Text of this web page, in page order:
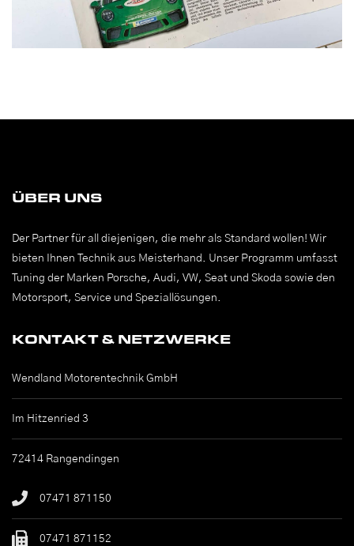
ÜBER UNS
Der Partner für all diejenigen, die mehr als Standard wollen! Wir
bieten Ihnen Technik aus Meisterhand. Unser Programm umfasst
Tuning der Marken Porsche, Audi, VW, Seat und Skoda sowie den
Motorsport, Service und Speziallösungen.
KONTAKT & NETZWERKE
Wendland Motorentechnik GmbH
Im Hitzenried 3
72414 Rangendingen
07471 871150
07471 871152